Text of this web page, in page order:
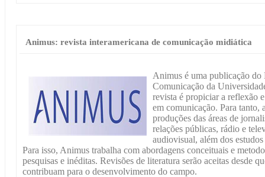
Animus: revista interamericana de comunicação midiática
Animus é uma publicação do
Comunicação da
revista é propiciar a reflexão
em comunicação. Para
produções das áreas de
relações públicas, rádio e
audiovisual, além dos
Para isso, Animus trabalha com abordagens conceituais e
pesquisas e inéditas. Revisões de literatura serão aceitas desde
contribuam para o desenvolvimento do campo.